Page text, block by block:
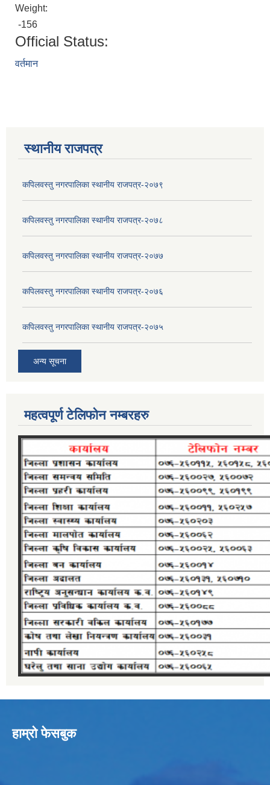
Weight:
-156
Official Status:
वर्तमान
स्थानीय राजपत्र
कपिलवस्तु नगरपालिका स्थानीय राजपत्र-२०७९
कपिलवस्तु नगरपालिका स्थानीय राजपत्र-२०७८
कपिलवस्तु नगरपालिका स्थानीय राजपत्र-२०७७
कपिलवस्तु नगरपालिका स्थानीय राजपत्र-२०७६
कपिलवस्तु नगरपालिका स्थानीय राजपत्र-२०७५
अन्य सूचना
महत्वपूर्ण टेलिफोन नम्बरहरु
हाम्रो फेसबुक